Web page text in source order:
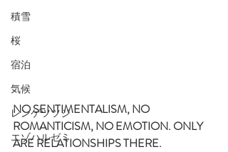
積雪
桜
宿泊
気候
レンゲツツジ
エゾハルゼミ
NO SENTIMENTALISM, NO
ROMANTICISM, NO EMOTION. ONLY
ARE RELATIONSHIPS THERE.